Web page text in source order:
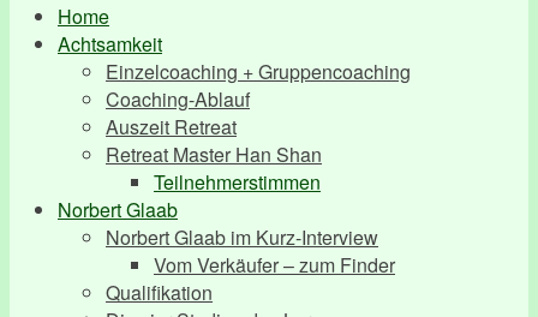
Home
Achtsamkeit
Einzelcoaching + Gruppencoaching
Coaching-Ablauf
Auszeit Retreat
Retreat Master Han Shan
Teilnehmerstimmen
Norbert Glaab
Norbert Glaab im Kurz-Interview
Vom Verkäufer – zum Finder
Qualifikation